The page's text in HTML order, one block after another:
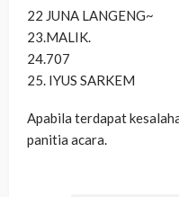
22 JUNA LANGENG~
23.MALIK.
24.707
25. IYUS SARKEM
Apabila terdapat
panitia acara.